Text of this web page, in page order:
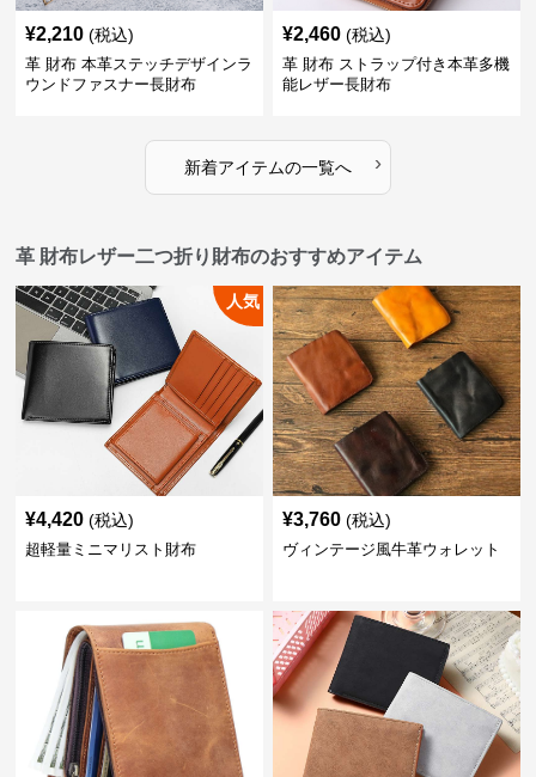
¥2,210 (税込)
革 財布 本革ステッチデザインラ
ウンドファスナー長財布
¥2,460 (税込)
革 財布 ストラップ付き本革多機
能レザー長財布
新着アイテムの一覧へ ›
革 財布レザー二つ折り財布のおすすめアイテム
人気
¥4,420 (税込)
超軽量ミニマリスト財布
¥3,760 (税込)
ヴィンテージ風牛革ウォレット